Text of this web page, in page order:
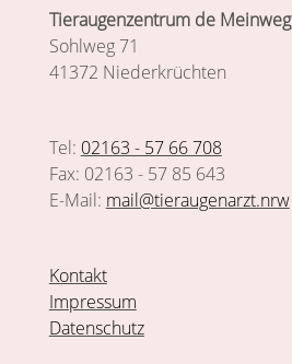
Tieraugenzentrum de Meinweg
Sohlweg 71
41372 Niederkrüchten
Tel: 02163 - 57 66 708
Fax: 02163 - 57 85 643
E-Mail: mail@tieraugenarzt.nrw
Kontakt
Impressum
Datenschutz